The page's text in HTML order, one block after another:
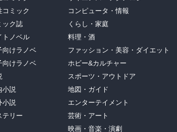
コミック
ック誌
トノベル
向けラノベ
向けラノベ
小説
小説
テリー
コンピュータ・情報
くらし・家庭
料理・酒
ファッション・美容・ダイエット
ホビー&カルチャー
スポーツ・アウトドア
地図・ガイド
エンターテイメント
芸術・アート
映画・音楽・演劇